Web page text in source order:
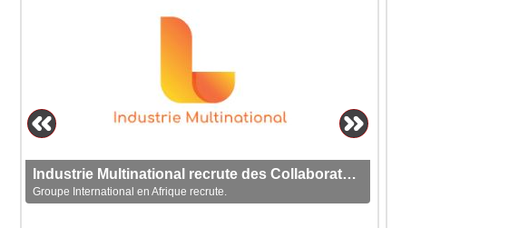
Industrie Multinational recrute des Collaborateurs
Groupe International en Afrique recrute.